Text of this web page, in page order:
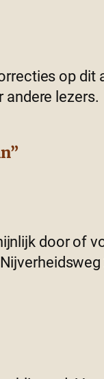
op
lezers.
door of